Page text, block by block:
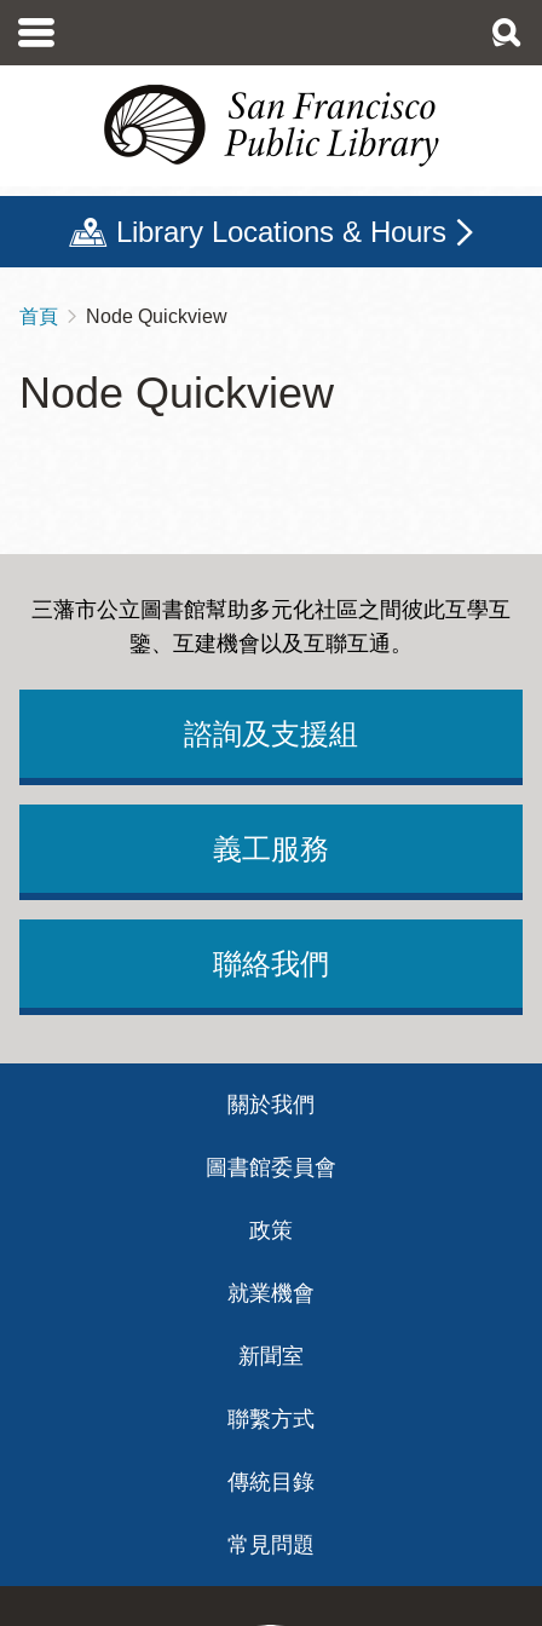
至
Library Locations & Hours
導
連
首頁 Node Quickview
Node Quickview
三藩市公立圖書館幫助多元化社區之間彼此互學互
鑒、互建機會以及互聯互通。
諮詢及支援組
義工服務
聯絡我們
關於我們
圖書館委員會
政策
就業機會
新聞室
聯繫方式
傳統目錄
常見問題